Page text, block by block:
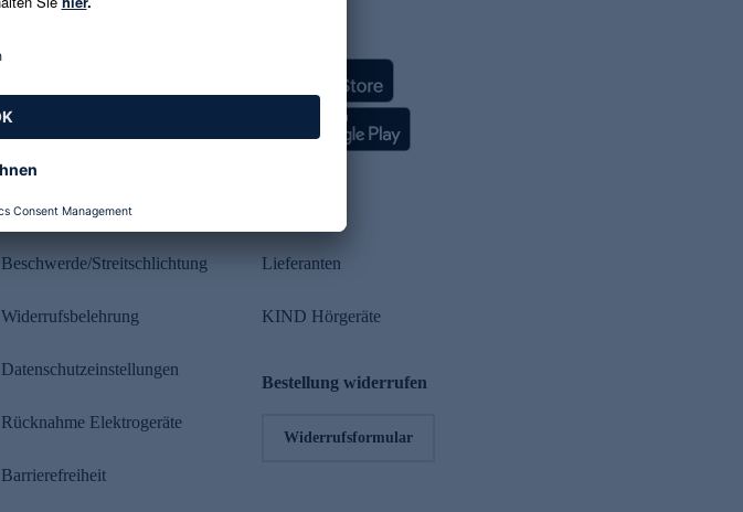
Rechtliches
Beschwerde/Streitschlichtung
Widerrufsbelehrung
Datenschutzeinstellungen
Rücknahme Elektrogeräte
Barrierefreiheit
Lieferanten
KIND Hörgeräte
Bestellung widerrufen
Widerrufsformular